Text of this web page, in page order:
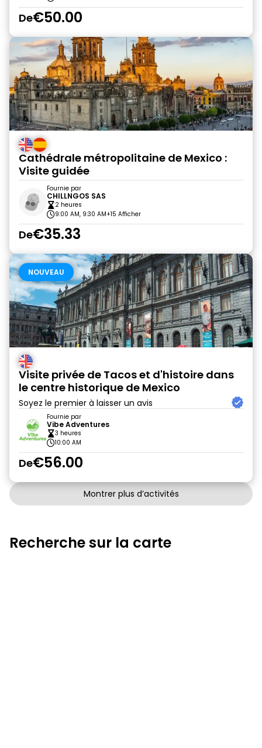
De€50.00
Cathédrale métropolitaine de Mexico :
Visite guidée
Fournie par
CHILLNGOS SAS
2 heures
9:00 AM, 9:30 AM+15 Afficher
De€35.33
NOUVEAU
Visite privée de Tacos et d'histoire dans
le centre historique de Mexico
Soyez le premier à laisser un avis
Fournie par
Vibe Adventures
3 heures
10:00 AM
De€56.00
Montrer plus d’activités
Recherche sur la carte